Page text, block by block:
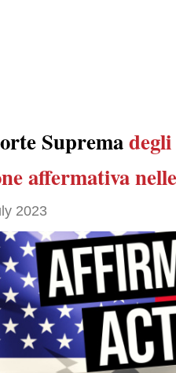
Suprema
affermativa
2023